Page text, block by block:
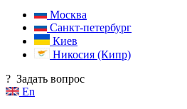
Москва
Санкт-петербург
Киев
Никосия (Кипр)
? Задать вопрос
En